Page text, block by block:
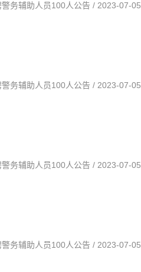
务辅助人员100人公告 / 2023-07-05
务辅助人员100人公告 / 2023-07-05
务辅助人员100人公告 / 2023-07-05
务辅助人员100人公告 / 2023-07-05